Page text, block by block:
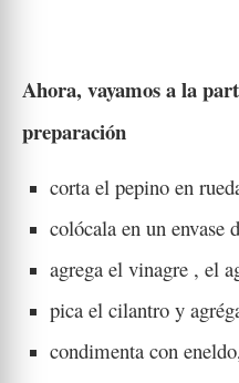
Ahora, vayamos a la
preparación
corta el pepino en
colócala en un envase
agrega el vinagre , el
pica el cilantro y
condimenta con